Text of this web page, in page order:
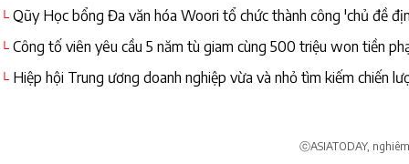
└ Qũy Học bổng Đa văn hóa Woori tổ chức thành công 'chủ đề
hóa'
└ Công tố viên yêu cầu 5 năm tù giam cùng 500 triệu won tiền
Jae-yong
└ Hiệp hội Trung ương doanh nghiệp vừa và nhỏ tìm kiếm chiến
ⓒASIATODAY,